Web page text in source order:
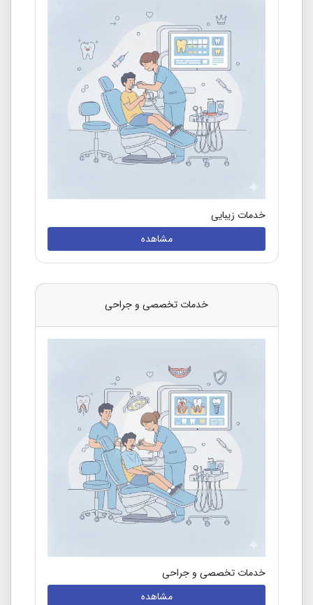
خدمات زیبایی
مشاهده
خدمات تخصصی و جراحی
خدمات تخصصی و جراحی
مشاهده